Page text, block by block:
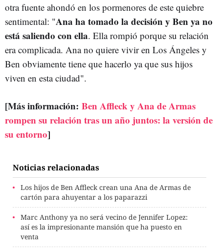
otra fuente ahondó en los pormenores de este quiebre
sentimental: "Ana ha tomado la decisión y Ben ya no
está saliendo con ella. Ella rompió porque su relación
era complicada. Ana no quiere vivir en Los Ángeles y
Ben obviamente tiene que hacerlo ya que sus hijos
viven en esta ciudad".
[Más información: Ben Affleck y Ana de Armas
rompen su relación tras un año juntos: la versión de
su entorno]
Noticias relacionadas
Los hijos de Ben Affleck crean una Ana de Armas de
cartón para ahuyentar a los paparazzi
Marc Anthony ya no será vecino de Jennifer Lopez:
así es la impresionante mansión que ha puesto en
venta